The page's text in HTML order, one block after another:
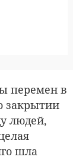
перемен в
закрытии
людей,
шла